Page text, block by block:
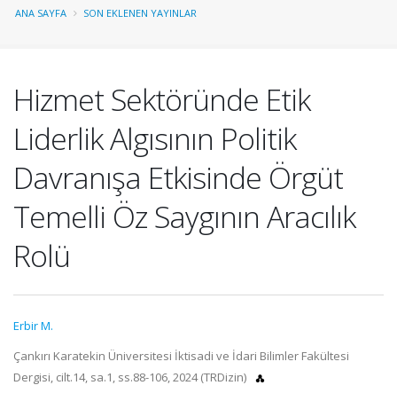
ANA SAYFA SON EKLENEN YAYINLAR
Hizmet Sektöründe Etik
Liderlik Algısının Politik
Davranışa Etkisinde Örgüt
Temelli Öz Saygının Aracılık
Rolü
Erbir M.
Çankırı Karatekin Üniversitesi İktisadi ve İdari Bilimler Fakültesi
Dergisi, cilt.14, sa.1, ss.88-106, 2024 (TRDizin)